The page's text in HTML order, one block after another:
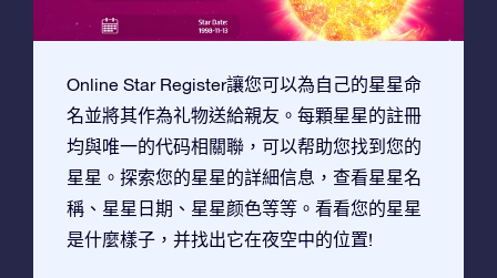
Online Star Register讓您可以為自己的星星命
名並將其作為礼物送給親友。每顆星星的註冊
均與唯一的代码相關聯，可以帮助您找到您的
星星。探索您的星星的詳細信息，查看星星名
稱、星星日期、星星颜色等等。看看您的星星
是什麼樣子，并找出它在夜空中的位置!